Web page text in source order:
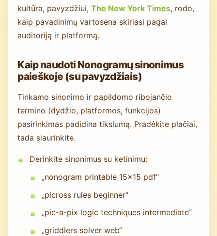
kultūra, pavyzdžiui,The New York Times, rodo,
kaip pavadinimų vartosena skiriasi pagal
auditoriją ir platformą.
Kaip naudoti Nonogramų sinonimus
paieškoje (su pavyzdžiais)
Tinkamo sinonimo ir papildomo ribojančio
termino (dydžio, platformos, funkcijos)
pasirinkimas padidina tikslumą. Pradėkite plačiai,
tada siaurinkite.
Derinkite sinonimus su ketinimu:
„nonogram printable 15x15 pdf“
„picross rules beginner“
„pic-a-pix logic techniques intermediate“
„griddlers solver web“